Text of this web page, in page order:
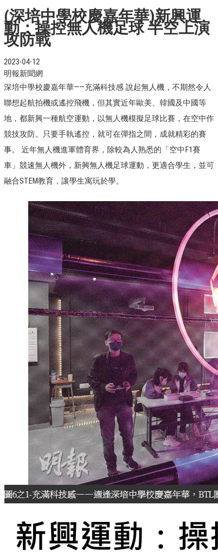
(深培中學校慶嘉年華)新興運
動：操控無人機足球 半空上演
攻防戰
2023-04-12
明報新聞網
深培中學校慶嘉年華——充滿科技感 說起無人機，不期然令人
聯想起航拍機或遙控飛機，但其實近年歐美、韓國及中國等
地，都新興一種航空運動，以無人機模擬足球比賽，在空中作
競技攻防。只要手執遙控，就可在彈指之間，成就精彩的賽
事。 近年無人機進軍體育界，除較為人熟悉的「空中F1賽
車」競速無人機外，新興無人機足球運動，更適合學生，並可
融合STEM教育，讓學生寓玩於學。